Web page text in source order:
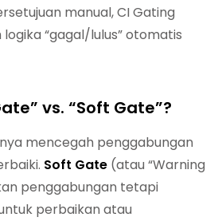
manual, CI Gating
“gagal/lulus” otomatis
vs. “Soft Gate”?
mencegah penggabungan
Soft Gate (atau “Warning
penggabungan tetapi
perbaikan atau